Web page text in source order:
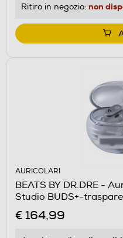
Ritiro in negozio: non
AURICOLARI
BEATS BY DR.DRE -
Studio BUDS+-
€ 164,99